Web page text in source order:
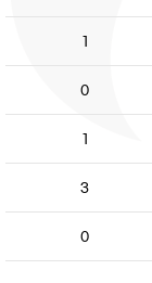
1
0
1
3
0